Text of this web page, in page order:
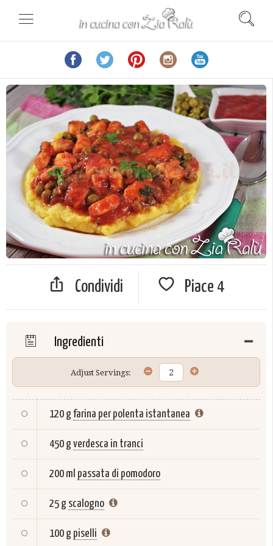
Condividi Piace 4
Ingredienti
Adjust Servings:
120 gfarina per polenta istantanea
450 gverdesca in tranci
200 ml passata di pomodoro
25 g scalogno
100 g piselli